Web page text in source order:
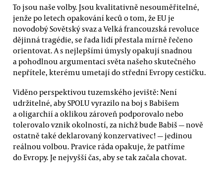
To jsou naše volby. Jsou kvalitativně nesouměřitelné,
jenže po letech opakování keců o tom, že EU je
novodobý Sovětský svaz a Velká francouzská revoluce
dějinná tragédie, se řada lidí přestala mírně řečeno
orientovat. A s nejlepšími úmysly opakují snadnou
a pohodlnou argumentaci světa našeho skutečného
nepřítele, kterému umetají do střední Evropy cestičku.
Viděno perspektivou tuzemského jeviště: Není
udržitelné, aby SPOLU vyrazilo na boj s Babišem
a oligarchií a oklikou zároveň podporovalo nebo
tolerovalo vznik okolností, za nichž bude Babiš — nově
ostatně také deklarovaný konzervativec! — jedinou
reálnou volbou. Pravice ráda opakuje, že patříme
do Evropy. Je nejvyšší čas, aby se tak začala chovat.